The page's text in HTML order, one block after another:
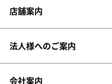
店舗案内
法人様へのご案内
会社案内